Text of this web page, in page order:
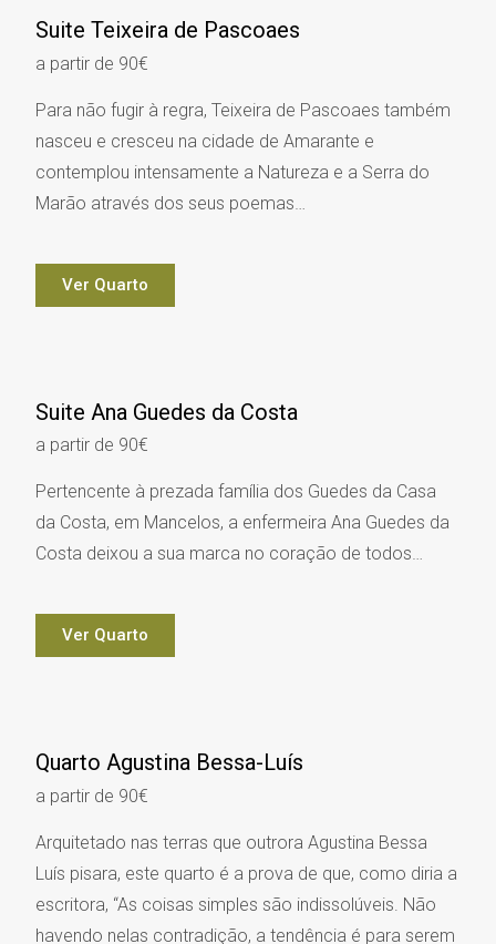
Suite Teixeira de Pascoaes
a partir de 90€
Para não fugir à regra, Teixeira de Pascoaes também
nasceu e cresceu na cidade de Amarante e
contemplou intensamente a Natureza e a Serra do
Marão através dos seus poemas…
Ver Quarto
Suite Ana Guedes da Costa
a partir de 90€
Pertencente à prezada família dos Guedes da Casa
da Costa, em Mancelos, a enfermeira Ana Guedes da
Costa deixou a sua marca no coração de todos…
Ver Quarto
Quarto Agustina Bessa-Luís
a partir de 90€
Arquitetado nas terras que outrora Agustina Bessa
Luís pisara, este quarto é a prova de que, como diria a
escritora, “As coisas simples são indissolúveis. Não
havendo nelas contradição, a tendência é para serem